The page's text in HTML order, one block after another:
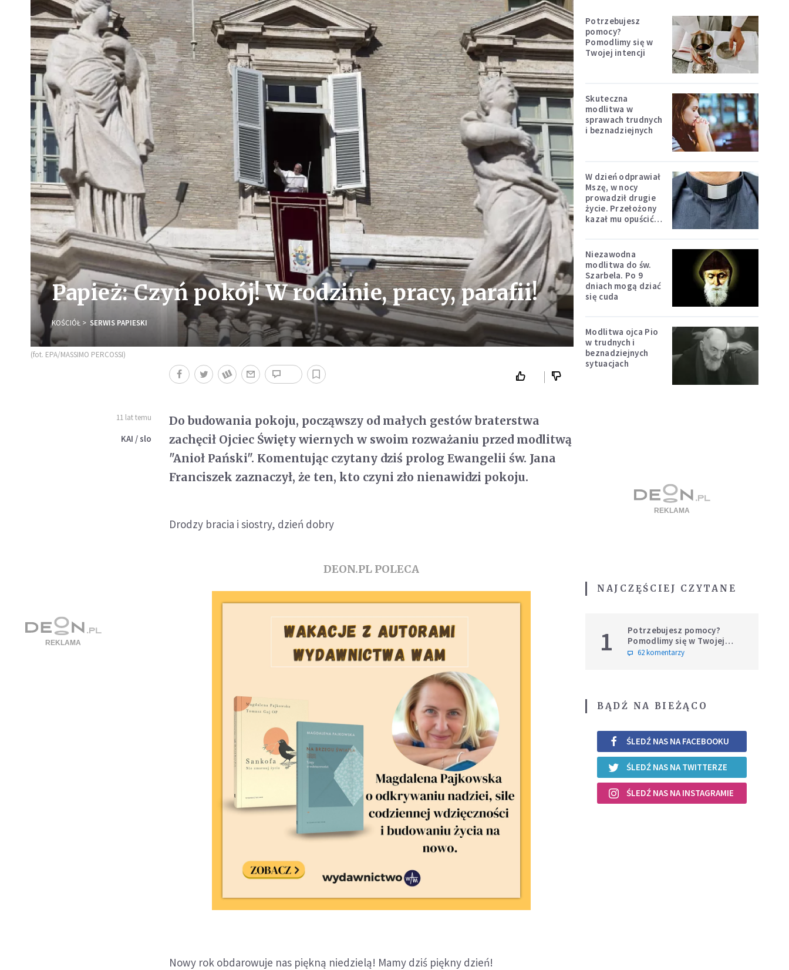
Papież: Czyń pokój! W rodzinie, pracy, parafii!
KOŚCIÓŁ SERWIS PAPIESKI
(fot. EPA/MASSIMO PERCOSSI)
11 lat temu
KAI / slo
Do budowania pokoju, począwszy od małych gestów braterstwa
zachęcił Ojciec Święty wiernych w swoim rozważaniu przed modlitwą
"Anioł Pański". Komentując czytany dziś prolog Ewangelii św. Jana
Franciszek zaznaczył, że ten, kto czyni zło nienawidzi pokoju.
Drodzy bracia i siostry, dzień dobry
DEON.PL POLECA
Nowy rok obdarowuje nas piękną niedzielą! Mamy dziś piękny dzień!
Potrzebujesz
pomocy?
Pomodlimy się w
Twojej intencji
Skuteczna
modlitwa w
sprawach trudnych
i beznadziejnych
W dzień odprawiał
Mszę, w nocy
prowadził drugie
życie. Przełożony
kazał mu opuścić
Niezawodna
modlitwa do św.
Szarbela. Po 9
dniach mogą dziać
się cuda
Modlitwa ojca Pio
w trudnych i
beznadziejnych
sytuacjach
NAJCZĘŚCIEJ CZYTANE
1
Potrzebujesz pomocy?
Pomodlimy się w Twojej
intencji
62 komentarzy
BĄDŹ NA BIEŻĄCO
ŚLEDŹ NAS NA FACEBOOKU
ŚLEDŹ NAS NA TWITTERZE
ŚLEDŹ NAS NA INSTAGRAMIE